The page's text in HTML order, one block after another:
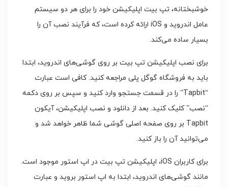
خوشبختانه، تپ بیت اپلیکیشن خود را برای هر دو سیستم
عامل اندروید و iOS ارائه کرده است، که فرآیند نصب آن را
بسیار ساده می‌کند.
برای نصب اپلیکیشن تپ بیت بر روی گوشی‌های اندروید، ابتدا
باید به فروشگاه گوگل پلی مراجعه کنید. کافی است عبارت
“Tapbit” را در قسمت جستجو وارد کنید و سپس بر روی دکمه
“نصب” کلیک کنید. بعد از دانلود و نصب اپلیکیشن، آیکون
Tapbit بر روی صفحه اصلی گوشی شما ظاهر خواهد شد و
می‌توانید آن را باز کنید.
برای کاربران iOS، اپلیکیشن تپ بیت در اپ استور موجود است.
مانند گوشی‌های اندروید، ابتدا به اپ استور بروید و عبارت